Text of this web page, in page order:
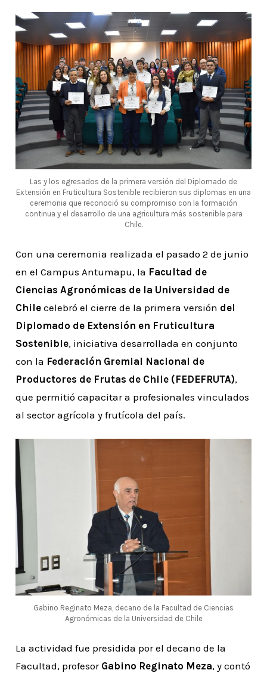
Las y los egresados de la primera versión del Diplomado de
Extensión en Fruticultura Sostenible recibieron sus diplomas en una
ceremonia que reconoció su compromiso con la formación
continua y el desarrollo de una agricultura más sostenible para
Chile.
Con una ceremonia realizada el pasado 2 de junio
en el Campus Antumapu, la Facultad de
Ciencias Agronómicas de la Universidad de
Chile celebró el cierre de la primera versión del
Diplomado de Extensión en Fruticultura
Sostenible, iniciativa desarrollada en conjunto
con la Federación Gremial Nacional de
Productores de Frutas de Chile (FEDEFRUTA),
que permitió capacitar a profesionales vinculados
al sector agrícola y frutícola del país.
Gabino Reginato Meza, decano de la Facultad de Ciencias
Agronómicas de la Universidad de Chile
La actividad fue presidida por el decano de la
Facultad, profesor Gabino Reginato Meza, y contó